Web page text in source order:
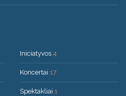
Iniciatyvos 4
Koncertai 17
Spektakliai 1